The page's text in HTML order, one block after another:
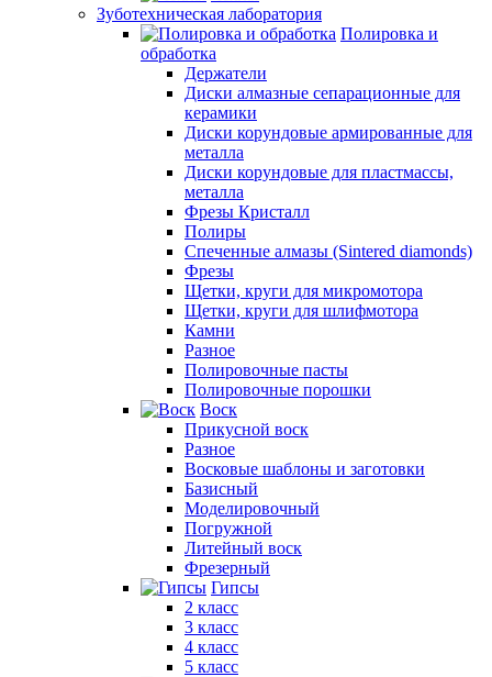
Зуботехническая лаборатория
Полировка и
обработка
Держатели
Диски алмазные сепарационные для
керамики
Диски корундовые армированные для
металла
Диски корундовые для пластмассы,
металла
Фрезы Кристалл
Полиры
Спеченные алмазы (Sintered diamonds)
Фрезы
Щетки, круги для микромотора
Щетки, круги для шлифмотора
Камни
Разное
Полировочные пасты
Полировочные порошки
Воск
Прикусной воск
Разное
Восковые шаблоны и заготовки
Базисный
Моделировочный
Погружной
Литейный воск
Фрезерный
Гипсы
2 класс
3 класс
4 класс
5 класс